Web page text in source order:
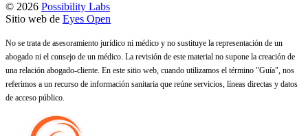
© 2026 Possibility Labs
Sitio web de Eyes Open
No se trata de asesoramiento jurídico ni médico y no sustituye la representación de un
abogado ni el consejo de un médico. La revisión de este material no supone la creación de
una relación abogado-cliente. En este sitio web, cuando utilizamos el término "Guía", nos
referimos a un recurso de información sanitaria que reúne servicios, líneas directas y datos
de acceso público.